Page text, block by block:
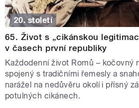
20. století
65. Život s „cikánskou
v časech první republiky
Každodenní život Romů – kočovný
spojený s tradičními řemesly a
narážel na nedůvěru okolí i přísný
potulných cikánech.